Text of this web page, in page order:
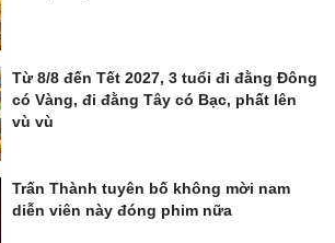
Từ 8/8 đến Tết 2027, 3 tuổi đi đằng Đông
có Vàng, đi đằng Tây có Bạc, phất lên
vù vù
Trấn Thành tuyên bố không mời nam
diễn viên này đóng phim nữa